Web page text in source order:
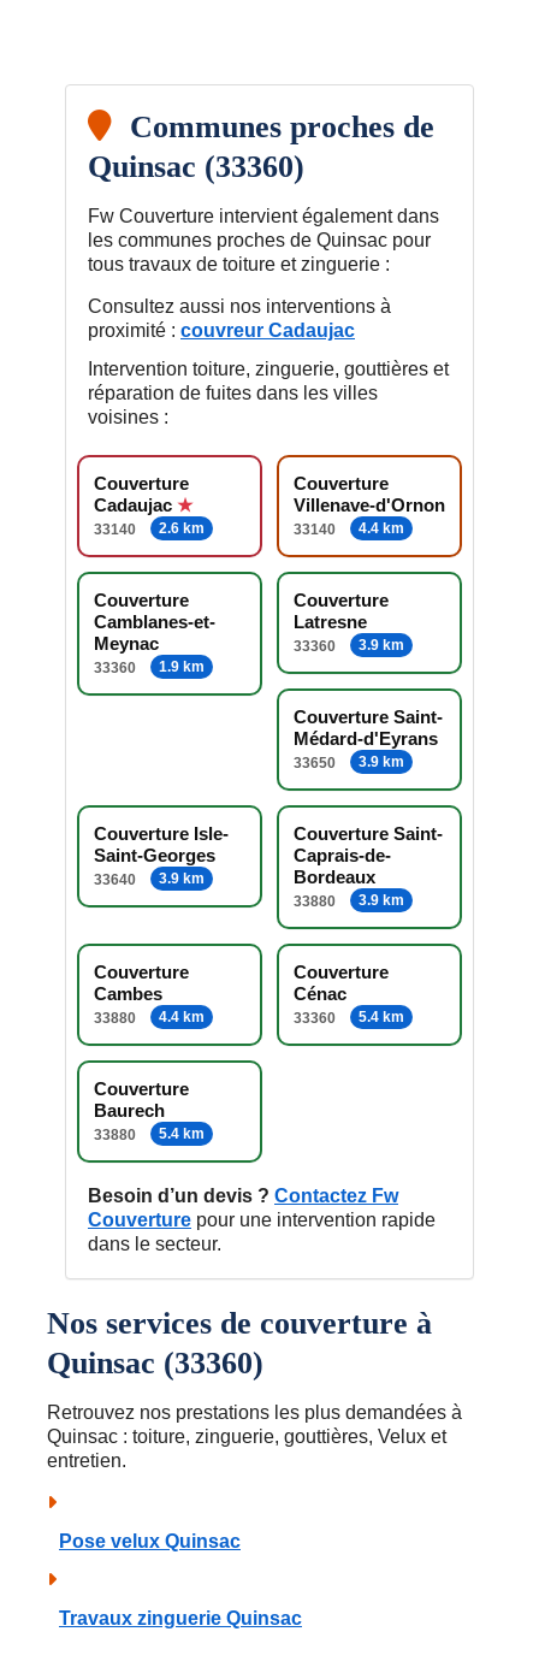
Communes proches de
Quinsac (33360)
Fw Couverture intervient également dans
les communes proches de Quinsac pour
tous travaux de toiture et zinguerie :
Consultez aussi nos interventions à
proximité : couvreur Cadaujac
Intervention toiture, zinguerie, gouttières et
réparation de fuites dans les villes
voisines :
Couverture
Cadaujac
33140 2.6 km
Couverture
Villenave-d'Ornon
33140 4.4 km
Couverture
Camblanes-et-
Meynac
33360 1.9 km
Couverture
Latresne
33360 3.9 km
Couverture Saint-
Médard-d'Eyrans
33650 3.9 km
Couverture Isle-
Saint-Georges
33640 3.9 km
Couverture Saint-
Caprais-de-
Bordeaux
33880 3.9 km
Couverture
Cambes
33880 4.4 km
Couverture
Cénac
33360 5.4 km
Couverture
Baurech
33880 5.4 km
Besoin d’un devis ? Contactez Fw
Couverture pour une intervention rapide
dans le secteur.
Nos services de couverture à
Quinsac (33360)
Retrouvez nos prestations les plus demandées à
Quinsac : toiture, zinguerie, gouttières, Velux et
entretien.
Pose velux Quinsac
Travaux zinguerie Quinsac